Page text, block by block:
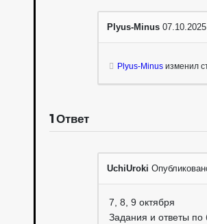
Plyus-Minus 07.10.2025
Plyus-Minus изменил
1Ответ
UchiUroki
7, 8, 9 октября
Задания и ответы по